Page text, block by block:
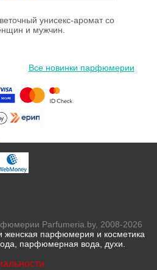
унисекс-аромат со
и мужчин.
Все новинки парфюмерии
Parfumeria.by, 2008-2026
женская парфюмерия и косметика
парфюмерная вода, духи.